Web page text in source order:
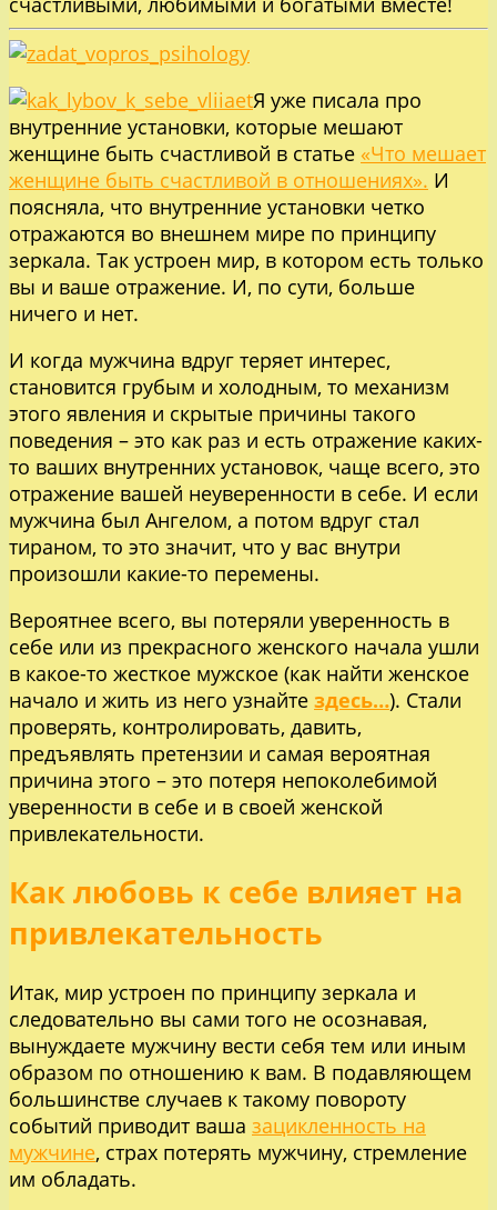
Я уже писала про
внутренние установки, которые мешают
женщине быть счастливой в статье «Что мешает
женщине быть счастливой в отношениях». И
поясняла, что внутренние установки четко
отражаются во внешнем мире по принципу
зеркала. Так устроен мир, в котором есть только
вы и ваше отражение. И, по сути, больше
ничего и нет.
И когда мужчина вдруг теряет интерес,
становится грубым и холодным, то механизм
этого явления и скрытые причины такого
поведения – это как раз и есть отражение каких-
то ваших внутренних установок, чаще всего, это
отражение вашей неуверенности в себе. И если
мужчина был Ангелом, а потом вдруг стал
тираном, то это значит, что у вас внутри
произошли какие-то перемены.
Вероятнее всего, вы потеряли уверенность в
себе или из прекрасного женского начала ушли
в какое-то жесткое мужское (как найти женское
начало и жить из него узнайте здесь…). Стали
проверять, контролировать, давить,
предъявлять претензии и самая вероятная
причина этого – это потеря непоколебимой
уверенности в себе и в своей женской
привлекательности.
Как любовь к себе влияет на
привлекательность
Итак, мир устроен по принципу зеркала и
следовательно вы сами того не осознавая,
вынуждаете мужчину вести себя тем или иным
образом по отношению к вам. В подавляющем
большинстве случаев к такому повороту
событий приводит ваша зацикленность на
мужчине, страх потерять мужчину, стремление
им обладать.